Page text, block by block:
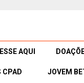
AQUI
CPAD JOVEM